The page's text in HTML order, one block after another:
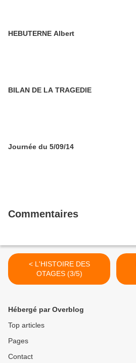
HEBUTERNE Albert
BILAN DE LA TRAGEDIE
Journée du 5/09/14
Commentaires
< L'HISTOIRE DES
OTAGES (3/5)
Hébergé par Overblog
Top articles
Pages
Contact